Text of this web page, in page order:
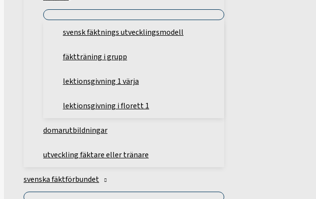
svensk fäktnings utvecklingsmodell
fäktträning i grupp
lektionsgivning 1 värja
lektionsgivning i florett 1
domarutbildningar
utveckling fäktare eller tränare
svenska fäktförbundet